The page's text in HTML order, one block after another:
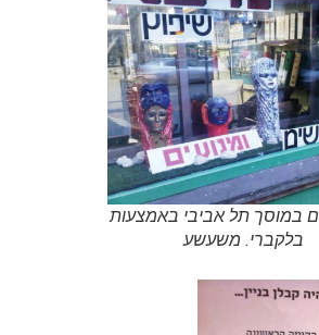
במוסך תל אביבי באמצעות
בלקברי. משעשע